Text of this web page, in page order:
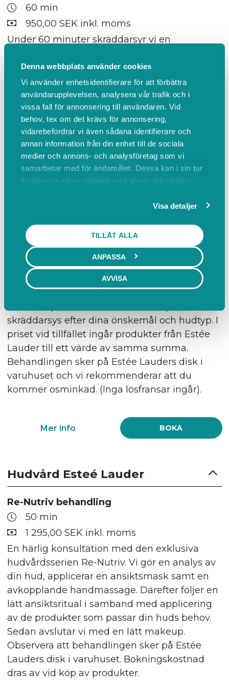
Denna webbplats använder cookies
Vi använder enhetsidentifierare för att förbättra
användarupplevelsen, analysera vår trafik och i
vissa fall för annonsering till användaren. Vid
behov, tex om det krävs för annonsering,
vidarebefordrar vi även sådana identifierare och
annan information från din enhet till de sociala
medier och annons- och analysföretag som vi
samarbetar med för ändamålet. Dessa kan i sin tur
kombinera informationen med annan information
Visa detaljer
TILLÅT ALLA
ANPASSA
AVVISA
60 min
950,00 SEK inkl. moms
Under 60 minuter skräddarsyr vi en
med en analys av din hudtyp som därefter
följs av en avslappnande ritual bestående av
rengöring och en lätt ansiktsmassage,
Därefter appliceras de utvalda produkterna
och behandlingen avslutas med en lätt
makeup efter dina önskemål. I behandlingen
ingår produkter för 950 kr. Observera att
behandlingen sker på Estée Lauders disk i
varuhuset.
Full festmakeup
60 min
1 295,00 SEK inkl. moms
Huden förbereds med anpassade
skräddarsys efter dina önskemål och hudtyp. I
priset vid tillfället ingår produkter från Estée
Lauder till ett värde av samma summa.
Behandlingen sker på Estée Lauders disk i
varuhuset och vi rekommenderar att du
kommer osminkad. (Inga lösfransar ingår).
BOKA
Mer info
Hudvård Esteé Lauder
Re-Nutriv behandling
50 min
1 295,00 SEK inkl. moms
En härlig konsultation med den exklusiva
hudvårdsserien Re-Nutriv. Vi gör en analys av
din hud, applicerar en ansiktsmask samt en
avkopplande handmassage. Därefter följer en
lätt ansiktsritual i samband med applicering
av de produkter som passar din huds behov.
Sedan avslutar vi med en lätt makeup.
Observera att behandlingen sker på Estée
Lauders disk i varuhuset. Bokningskostnad
dras av vid köp av produkter.